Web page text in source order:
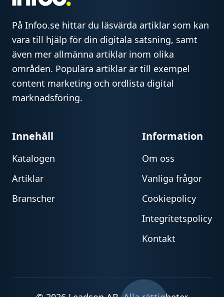
På Infoo.se hittar du läsvärda artiklar som kan
vara till hjälp för din digitala satsning, samt
även mer allmänna artiklar inom olika
områden. Populära artiklar är till exempel
content marketing och ordlista digital
marknadsföring.
Innehåll
Katalogen
Artiklar
Branscher
Information
Om oss
Vanliga frågor
Cookiepolicy
Integritetspolicy
Kontakt